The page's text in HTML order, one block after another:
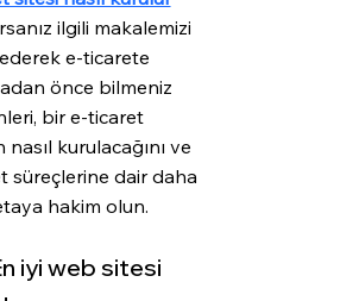
ilgili makalemizi
e-ticarete
önce bilmeniz
bir e-ticaret
nasıl kurulacağını ve
süreçlerine dair daha
hakim olun.
iyi web sitesi